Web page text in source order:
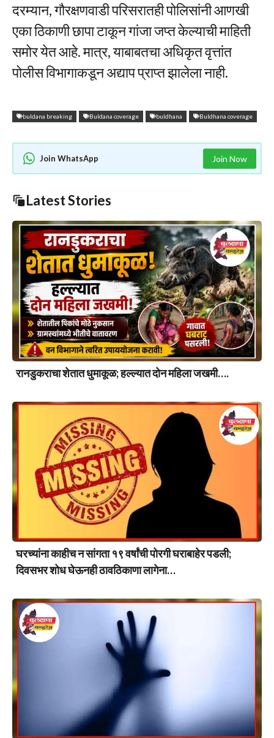
दरम्यान, गौरक्षणवाडी परिसरातही पोलिसांनी आणखी
एका ठिकाणी छापा टाकून गांजा जप्त केल्याची माहिती
समोर येत आहे. मात्र, याबाबतचा अधिकृत वृत्तांत
पोलीस विभागाकडून अद्याप प्राप्त झालेला नाही.
buldana breaking Buldana coverage buldhana Buldhana coverage
Join WhatsApp Join Now
Latest Stories
रानडुकराचा शेतात धुमाकूळ; हल्ल्यात दोन महिला जखमी….
घरच्यांना काहीच न सांगता १९ वर्षांची पोरगी घराबाहेर पडली;
दिवसभर शोध घेऊनही ठावठिकाणा लागेना…